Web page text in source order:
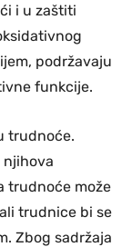
i u zaštiti
podržavaju
funkcije.
trudnoće.
njihova
trudnoće može
trudnice bi se
Zbog sadržaja